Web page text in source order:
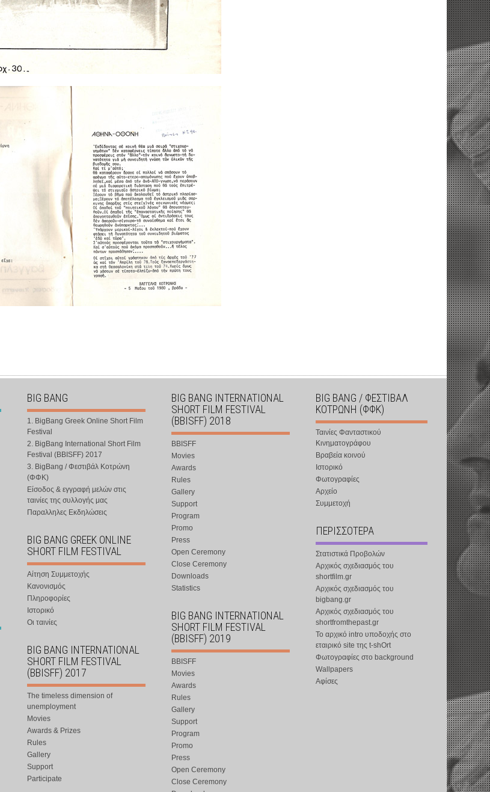
BIG BANG
1. BigBang Greek Online Short Film
Festival
2. BigBang International Short Film
Festival (BBISFF) 2017
3. BigBang / Φεστιβάλ Κοτρώνη
(ΦΦΚ)
Είσοδος & εγγραφή μελών στις
ταινίες της συλλογής μας
Παραλληλες Εκδηλώσεις
BIG BANG GREEK ONLINE
SHORT FILM FESTIVAL
Αίτηση Συμμετοχής
Κανονισμός
Πληροφορίες
Ιστορικό
Οι ταινίες
BIG BANG INTERNATIONAL
SHORT FILM FESTIVAL
(BBISFF) 2017
The timeless dimension of
unemployment
Movies
Awards & Prizes
Rules
Gallery
Support
Participate
BIG BANG INTERNATIONAL
SHORT FILM FESTIVAL
(BBISFF) 2018
BBISFF
Movies
Awards
Rules
Gallery
Support
Program
Promo
Press
Open Ceremony
Close Ceremony
Downloads
Statistics
BIG BANG INTERNATIONAL
SHORT FILM FESTIVAL
(BBISFF) 2019
BBISFF
Movies
Awards
Rules
Gallery
Support
Program
Promo
Press
Open Ceremony
Close Ceremony
BIG BANG / ΦΕΣΤΙΒΑΛ
ΚΟΤΡΩΝΗ (ΦΦΚ)
Ταινίες Φανταστικού
Κινηματογράφου
Βραβεία κοινού
Ιστορικό
Φωτογραφίες
Αρχείο
Συμμετοχή
ΠΕΡΙΣΣΟΤΕΡΑ
Στατιστικά Προβολών
Αρχικός σχεδιασμός του
shortfilm.gr
Αρχικός σχεδιασμός του
bigbang.gr
Αρχικός σχεδιασμός του
shortfromthepast.gr
Το αρχικό intro υποδοχής στο
εταιρικό site της t-shOrt
Φωτογραφίες στο background
Wallpapers
Αφίσες